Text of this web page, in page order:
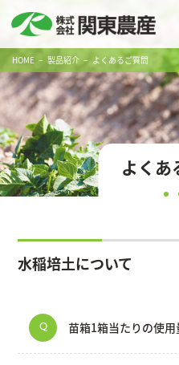
よくあ
HOME 製品紹介 よくあるご質問
水稲培土について
Q 苗箱1箱当たりの使用